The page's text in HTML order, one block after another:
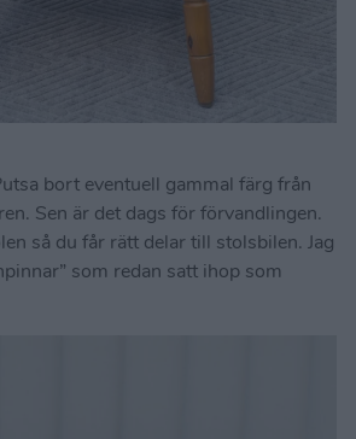
bort eventuell gammal färg från
Sen är det dags för förvandlingen.
så du får rätt delar till stolsbilen. Jag
som redan satt ihop som